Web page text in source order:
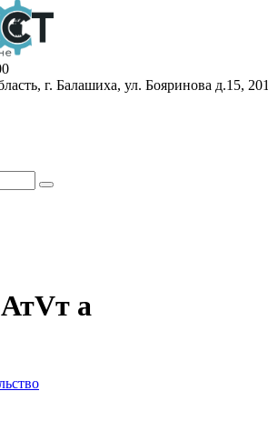
г. Балашиха, ул. Бояринова д.15, 201
а